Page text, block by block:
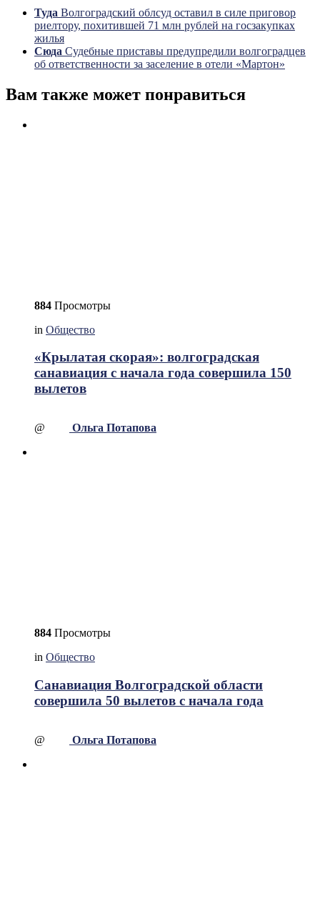
Туда Волгоградский облсуд оставил в силе приговор
риелтору, похитившей 71 млн рублей на госзакупках
жилья
Сюда Судебные приставы предупредили волгоградцев
об ответственности за заселение в отели «Мартон»
Вам также может понравиться
884 Просмотры
in Общество
«Крылатая скорая»: волгоградская
санавиация с начала года совершила 150
вылетов
@ Ольга Потапова
884 Просмотры
in Общество
Санавиация Волгоградской области
совершила 50 вылетов с начала года
@ Ольга Потапова